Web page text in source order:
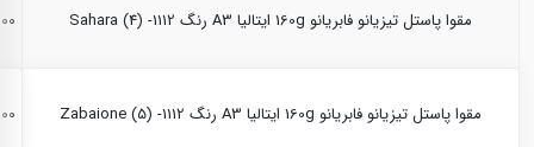
مقوا پاستل تیزیانو فابریانو 160g ایتالیا A3 رنگ Sahara (4) -1112
مقوا پاستل تیزیانو فابریانو 160g ایتالیا A3 رنگ Zabaione (5) -1112